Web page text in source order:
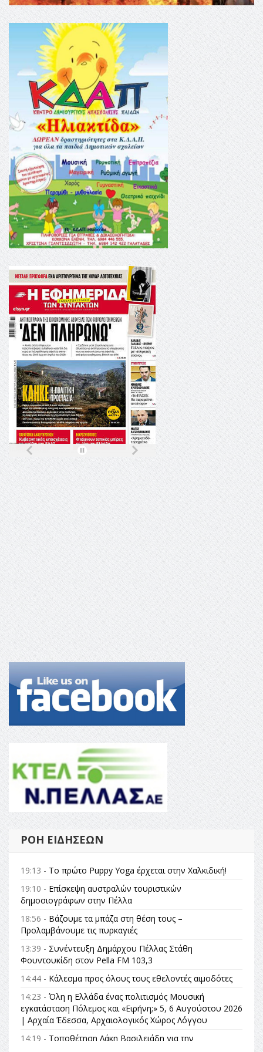
ΡΟΉ ΕΙΔΉΣΕΩΝ
19:13 - Το πρώτο Puppy Yoga έρχεται στην Χαλκιδική!
19:10 - Επίσκεψη αυστραλών τουριστικών
δημοσιογράφων στην Πέλλα
18:56 - Βάζουμε τα μπάζα στη θέση τους –
Προλαμβάνουμε τις πυρκαγιές
13:39 - Συνέντευξη Δημάρχου Πέλλας Στάθη
Φουντουκίδη στον Pella FM 103,3
14:44 - Κάλεσμα προς όλους τους εθελοντές αιμοδότες
14:23 - Όλη η Ελλάδα ένας πολιτισμός Μουσική
εγκατάσταση Πόλεμος και «Ειρήνη;» 5, 6 Αυγούστου 2026
| Αρχαία Έδεσσα, Αρχαιολογικός Χώρος Λόγγου
14:19 - Τοποθέτηση Λάκη Βασιλειάδη για την